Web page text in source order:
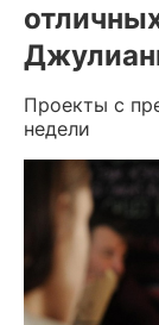
Проекты с
недели